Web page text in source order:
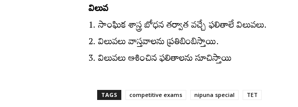
విలువ
1. సాంఘిక శాస్త్ర బోధన తర్వాత వచ్చే ఫలితాలే విలువలు.
2. విలువలు వాస్తవాలను ప్రతిబింబిస్తాయి.
3. విలువలు ఆశించిన ఫలితాలను సూచిస్తాయి
TAGS competitive exams nipuna special TET